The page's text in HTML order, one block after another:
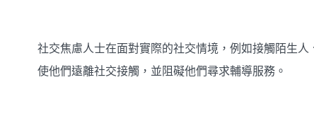
社交焦慮人士在面對實際的社交情境，例如接觸陌生
使他們遠離社交接觸，並阻礙他們尋求輔導服務。